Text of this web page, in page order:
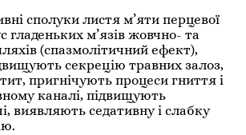
сполуки листя м’яти перцевої
гладеньких м’язів жовчно- та
(спазмолітичний ефект),
секрецію травних залоз,
пригнічують процеси гниття і
каналі, підвищують
виявляють седативну і слабку